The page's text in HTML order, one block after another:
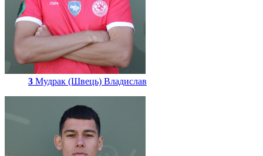
3 Мудрак (Швець) Владислав